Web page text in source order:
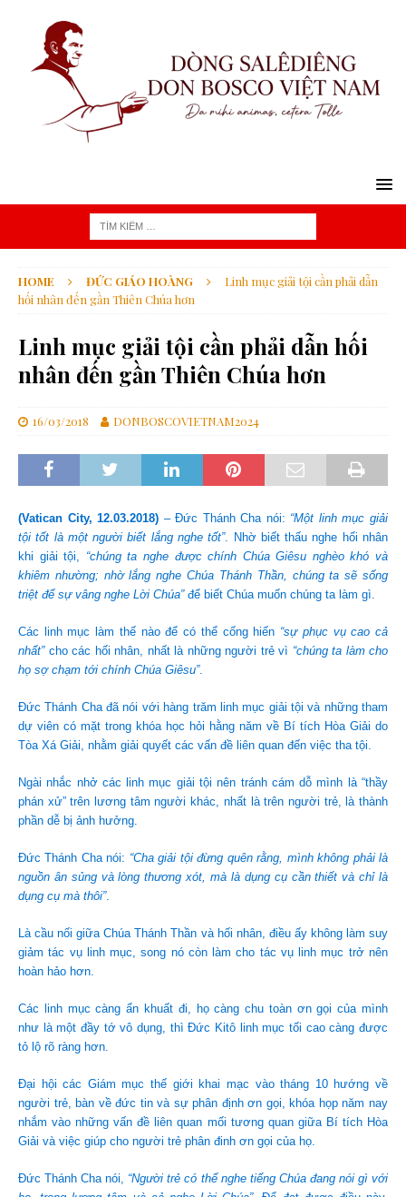
HOME ĐỨC GIÁO HOÀNG
Linh mục giải tội cần phải dẫn
hối nhân đến gần Thiên Chúa hơn
Linh mục giải tội cần phải dẫn hối
nhân đến gần Thiên Chúa hơn
16/03/2018 DONBOSCOVIETNAM2024
(Vatican City, 12.03.2018) – Đức Thánh Cha nói: “Một linh mục giải
tội tốt là một người biết lắng nghe tốt”. Nhờ biết thấu nghe hối nhân
khi giải tội, “chúng ta nghe được chính Chúa Giêsu nghèo khó và
khiêm nhường; nhờ lắng nghe Chúa Thánh Thần, chúng ta sẽ sống
triệt để sự vâng nghe Lời Chúa”để biết Chúa muốn chúng ta làm gì.
Các linh mục làm thế nào để có thể cống hiến “sự phục vụ cao cả
nhất”cho các hối nhân, nhất là những người trẻ vì “chúng ta làm cho
họ sợ chạm tới chính Chúa Giêsu”.
Đức Thánh Cha đã nói với hàng trăm linh mục giải tội và những tham
dự viên có mặt trong khóa học hỏi hằng năm về Bí tích Hòa Giải do
Tòa Xá Giải, nhằm giải quyết các vấn đề liên quan đến việc tha tội.
Ngài nhắc nhở các linh mục giải tội nên tránh cám dỗ mình là “thầy
phán xử” trên lương tâm người khác, nhất là trên người trẻ, là thành
phần dễ bị ảnh hưởng.
Đức Thánh Cha nói: “Cha giải tội đừng quên rằng, mình không phải là
nguồn ân sủng và lòng thương xót, mà là dụng cụ cần thiết và chỉ là
dụng cụ mà thôi”.
Là cầu nối giữa Chúa Thánh Thần và hối nhân, điều ấy không làm suy
giảm tác vụ linh mục, song nó còn làm cho tác vụ linh mục trở nên
hoàn hảo hơn.
Các linh mục càng ẩn khuất đi, họ càng chu toàn ơn gọi của mình
như là một đầy tớ vô dụng, thì Đức Kitô linh mục tối cao càng được
tỏ lộ rõ ràng hơn.
Đại hội các Giám mục thế giới khai mạc vào tháng 10 hướng về
người trẻ, bàn về đức tin và sự phân định ơn gọi, khóa họp năm nay
nhắm vào những vấn đề liên quan mối tương quan giữa Bí tích Hòa
Giải và việc giúp cho người trẻ phân đinh ơn gọi của họ.
Đức Thánh Cha nói, “Người trẻ có thể nghe tiếng Chúa đang nói gì với